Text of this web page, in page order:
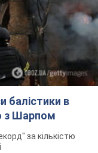
балістики в
з Шарпом
за кількістю